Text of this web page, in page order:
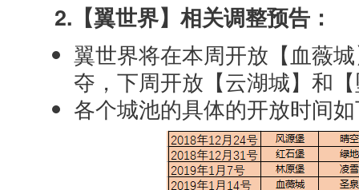
2.【翼世界】相关调整预告：
翼世界将在本周开放【血薇
夺，下周开放【云湖城】和
各个城池的具体的开放时间